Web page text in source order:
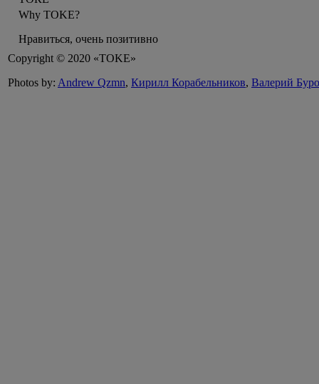
Why TOKE?
Нравиться, очень позитивно
Copyright © 2020 «TOKE»
Photos by: Andrew Qzmn, Кирилл Корабельников, Валерий